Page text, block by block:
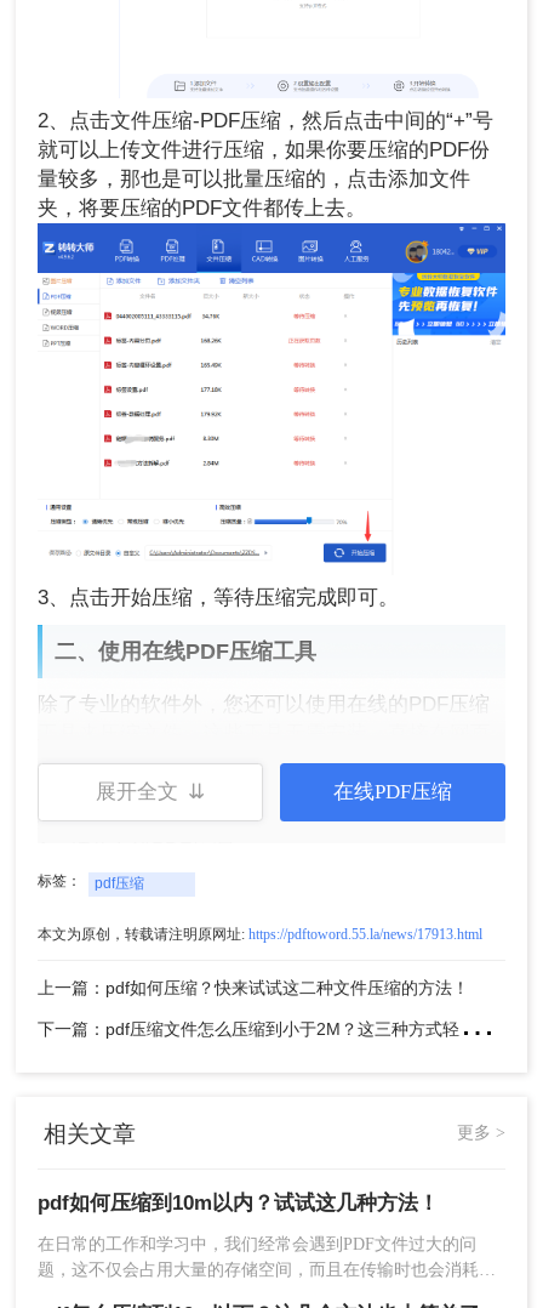
2、点击文件压缩-PDF压缩，然后点击中间的“+”号
就可以上传文件进行压缩，如果你要压缩的PDF份
量较多，那也是可以批量压缩的，点击添加文件
夹，将要压缩的PDF文件都传上去。
3、点击开始压缩，等待压缩完成即可。
二、使用在线PDF压缩工具
除了专业的软件外，您还可以使用在线的PDF压缩
上即可完成压缩操作。下面以转转大师在线工具操
作为例。
操作如下：
https://pdftoword.55.la/compress-pdf/
件设置了密码保护，那么先要解除再来压缩哦。
展开全文 ⇊ 在线PDF压缩
标签： pdf压缩
本文为原创，转载请注明原网址: https://pdftoword.55.la/news/17913.html
上一篇：pdf如何压缩？快来试试这二种文件压缩的方法！
下
一篇：pdf压缩文件怎么压缩到小于2M？这三种方式轻松压缩！
相关文章 更多 >
pdf如何压缩到10m以内？试试这几种方法！
在日常的工作和学习中，我们经常会遇到PDF文件过大的问
题，这不仅会占用大量的存储空间，而且在传输时也会消耗更